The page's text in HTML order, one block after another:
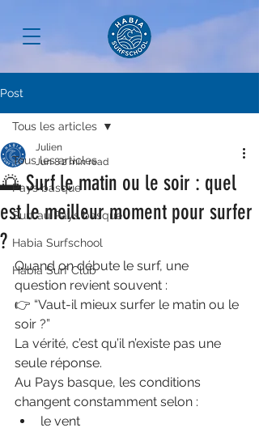
Post
Tous les articles
Pays basque
Surf au Pays basque
Habia Surfschool
Habia Surf Club
Tous les articles
🌅 Surf le matin ou le soir : quel
est le meilleur moment pour surfer
?
Julien
Jun 82 min read
Quand on débute le surf, une
question revient souvent :
👉 “Vaut-il mieux surfer le matin ou le
soir ?”
La vérité, c’est qu’il n’existe pas une
seule réponse.
Au Pays basque, les conditions
changent constamment selon :
le vent